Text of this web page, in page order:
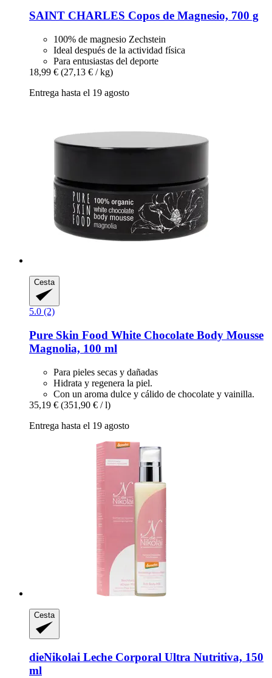
SAINT CHARLES Copos de Magnesio, 700 g
100% de magnesio Zechstein
Ideal después de la actividad física
Para entusiastas del deporte
18,99 € (27,13 € / kg)
Entrega hasta el 19 agosto
Cesta
5.0 (2)
Pure Skin Food White Chocolate Body Mousse
Magnolia, 100 ml
Para pieles secas y dañadas
Hidrata y regenera la piel.
Con un aroma dulce y cálido de chocolate y vainilla.
35,19 € (351,90 € / l)
Entrega hasta el 19 agosto
Cesta
dieNikolai Leche Corporal Ultra Nutritiva, 150
ml